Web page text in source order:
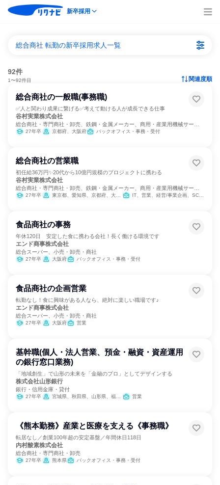
新卒採用
総合商社 転勤の新卒採用求人一覧
92件
1〜92件目 関連度順
総合商社の一般職(事務職)
✅人と関わり成果に繋げる✅考えて動ける人が成長できる仕事
谷村実業株式会社
総合商社・専門商社・卸売、鉄鋼・金属メーカー、商用・産業用機械サービ
ス
27年卒 京都府、大阪府 バックオフィス・事務・受付
総合商社の営業職
初任給36万円✨20代から10億円規模のプロジェクトに携わる
谷村実業株式会社
総合商社・専門商社・卸売、鉄鋼・金属メーカー、商用・産業用機械サービ
ス
27年卒 東京都、愛知県、京都府、大阪府、兵庫県 IT、営業、経営/事業企画、SCM/生産管理/購買/物流、バックオフィス・事務・受付、商品企画、マーケティング・広告・宣伝
食品商社の事務
年休120日 安定した食に携わる会社！長く働ける環境です
エンド商事株式会社
総合スーパー、小売・卸売・商社
27年卒 大阪府 バックオフィス・事務・受付
食品商社の企画営業
転勤なし！食に興味がある人なら、絶対に楽しい職場です♪
エンド商事株式会社
総合スーパー、小売・卸売・商社
27年卒 大阪府 営業
基幹職(個人・法人営業、預金・融資・資産運用
の銀行窓口業務)
「地域創生」で山形の未来を「金融のプロ」としてデザインする
株式会社山形銀行
銀行・信用金庫・貸付
27年卒 宮城県、秋田県、山形県、福島県、栃木県、埼玉県、東京都 営業
《熊本勤務》産業と医療を支える《事務職》
転居なし／創業100年超の安定基盤／年間休日118日
内村酸素株式会社
総合商社・専門商社・卸売
27年卒 熊本県 バックオフィス・事務・受付